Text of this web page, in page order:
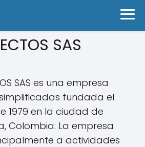
SAS
SAS es una empresa
fundada el
1979 en la ciudad de
Colombia. La empresa
a actividades